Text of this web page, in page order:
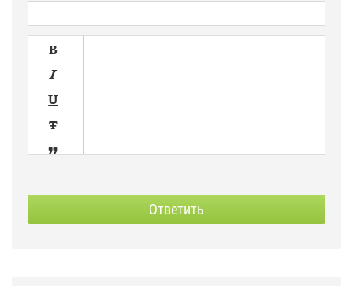






Ответить